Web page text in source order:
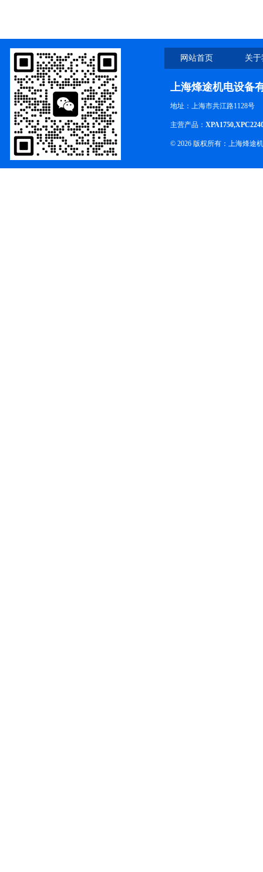
网站首页 关
上海烽途机电设备
地址：上海市共江路1128号
主营产品：
© 2026 版权所有：上海烽途